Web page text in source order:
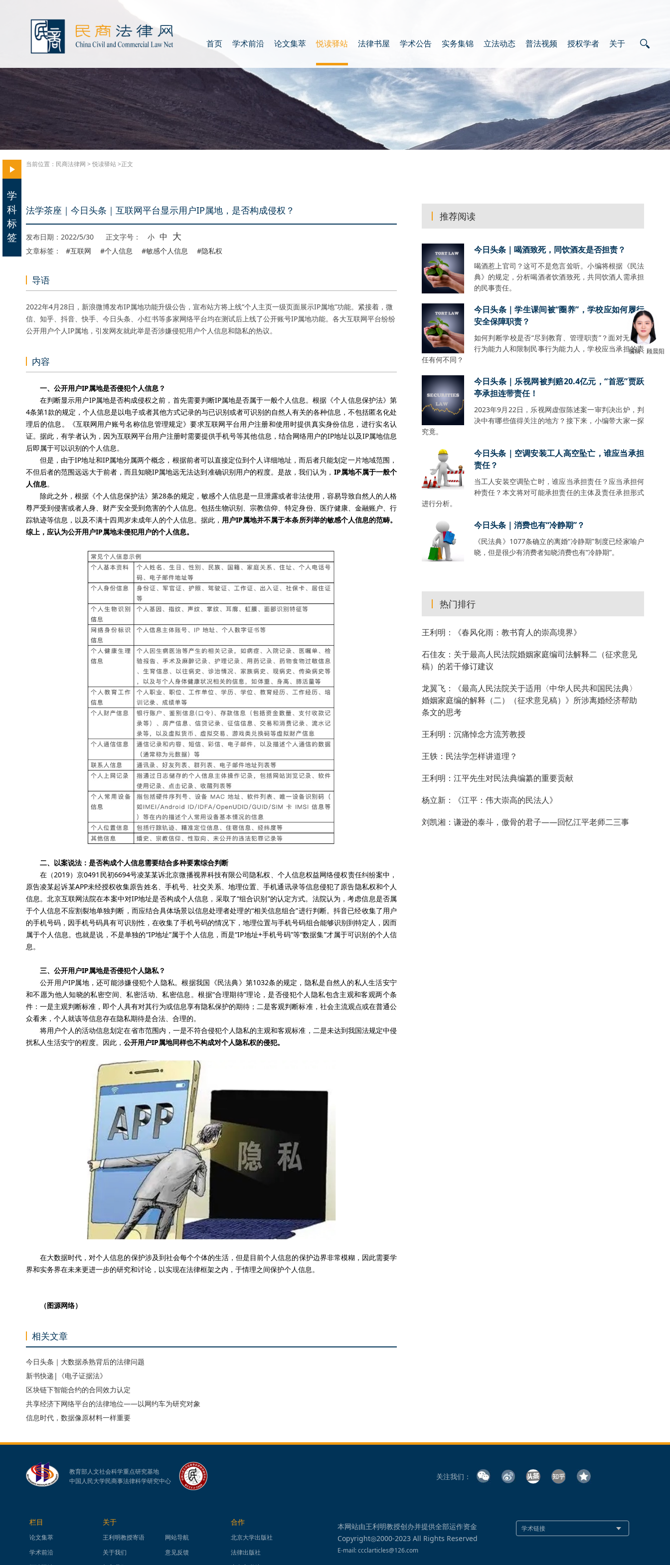
首页 学术前沿 论文集萃 悦读驿站 法律书屋 学术公告 实务集锦 立法动态 普法视频 授权学者 关于
当前位置： 民商法律网 > 悦读驿站>正文
法学茶座｜今日头条｜互联网平台显示用户IP属地，是否构成侵权？
发布日期：2022/5/30 正文字号： 小 中 大
文章标签： #互联网 #个人信息 #敏感个人信息 #隐私权
导语
2022年4月28日，新浪微博发布IP属地功能升级公告，宣布站方将上线“个人主页一级页面展示IP属地”功能。紧接着，微
信、知乎、抖音、快手、今日头条、小红书等多家网络平台均在测试后上线了公开账号IP属地功能。各大互联网平台纷纷
公开用户个人IP属地，引发网友就此举是否涉嫌侵犯用户个人信息和隐私的热议。
内容
一、 公开用户IP属地是否侵犯个人信息？
在判断显示用户IP属地是否构成侵权之前，首先需要判断IP属地是否属于一般个人信息。根据《个人信息保护法》第
4条第1款的规定，个人信息是以电子或者其他方式记录的与已识别或者可识别的自然人有关的各种信息，不包括匿名化处
理后的信息。《互联网用户账号名称信息管理规定》要求互联网平台用户注册和使用时提供真实身份信息，进行实名认
证。据此，有学者认为，因为互联网平台用户注册时需要提供手机号等其他信息，结合网络用户的IP地址以及IP属地信息
后即属于可以识别的个人信息。
但是，由于IP地址和IP属地分属两个概念，根据前者可以直接定位到个人详细地址，而后者只能划定一片地域范围，
不但后者的范围远远大于前者，而且知晓IP属地远无法达到准确识别用户的程度。是故，我们认为， IP属地不属于一般个
人信息。
除此之外，根据《个人信息保护法》第28条的规定，敏感个人信息是一旦泄露或者非法使用，容易导致自然人的人格
尊严受到侵害或者人身、财产安全受到危害的个人信息。包括生物识别、宗教信仰、特定身份、医疗健康、金融账户、行
踪轨迹等信息，以及不满十四周岁未成年人的个人信息。据此， 用户IP属地并不属于本条所列举的敏感个人信息的范畴。
综上，应认为公开用户IP属地未侵犯用户的个人信息。
二、 以案说法 ： 是否构成个人信息需要结合多种要素综合判断
在（2019）京0491 民初6694号凌某某诉北京微播视界科技有限公司隐私权、个人信息权益网络侵权责任纠纷案中，
原告凌某起诉某APP未经授权收集原告姓名、手机号、社交关系、地理位置、手机通讯录等信息侵犯了原告隐私权和个人
信息。北京互联网法院在本案中对IP地址是否构成个人信息，采取了“组合识别”的认定方式。法院认为，考虑信息是否属
于个人信息不应割裂地单独判断，而应结合具体场景以信息处理者处理的“相关信息组合”进行判断。抖音已经收集了用户
的手机号码，因手机号码具有可识别性，在收集了手机号码的情况下，地理位置与手机号码组合能够识别到特定人，因而
属于个人信息。也就是说， 不是单独的“IP地址”属于个人信息，而是“IP地址+手机号码”等“数据集”才属于可识别的个人信
息。
三、 公开用户IP属地是否侵犯个人隐私？
公开用户IP属地，还可能涉嫌侵犯个人隐私。根据我国《民法典》第1032条的规定，隐私是自然人的私人生活安宁
和不愿为他人知晓的私密空间、私密活动、私密信息。根据“合理期待”理论，是否侵犯个人隐私包含主观和客观两个条
件：一是主观判断标准，即个人具有对其行为或信息享有隐私保护的期待；二是客观判断标准，社会主流观点或在普通公
众看来，个人就该等信息存在隐私期待是合法、合理的。
将用户个人的活动信息划定在省市范围内，一是不符合侵犯个人隐私的主观和客观标准，二是未达到我国法规定中侵
扰私人生活安宁的程度。因此， 公开用户IP属地同样也不构成对个人隐私权的侵犯。
在大数据时代，对个人信息的保护涉及到社会每个个体的生活 ，但是目前个人信息的保护边界非常模糊， 因此需要学
界和实务界在未来更进一步的研究和讨论 ， 以实现在法律框架之内 ， 于情理之间保护个人信息。
（图源网络）
相关文章
今日头条｜大数据杀熟背后的法律问题
新书快递|《电子证据法》
区块链下智能合约的合同效力认定
共享经济下网络平台的法律地位——以网约车为研究对象
信息时代，数据像原材料一样重要
推荐阅读
今日头条｜喝酒致死，同饮酒友是否担责？
喝酒惹上官司？这可不是危言耸听。小编将根据《民法
典》的规定，分析喝酒者饮酒致死，共同饮酒人需承担
的民事责任。
今日头条｜学生课间被“圈养”，学校应如何履行
安全保障职责？
如何判断学校是否“尽到教育、管理职责”？面对无民事
行为能力人和限制民事行为能力人，学校应当承担的责
任有何不同？
今日头条｜乐视网被判赔20.4亿元，“首恶”贾跃
亭承担连带责任！
2023年9月22日，乐视网虚假陈述案一审判决出炉，判
决中有哪些值得关注的地方？接下来，小编带大家一探
究竟。
今日头条｜空调安装工人高空坠亡，谁应当承担
责任？
当工人安装空调坠亡时，谁应当承担责任？应当承担何
种责任？本文将对可能承担责任的主体及责任承担形式
进行分析。
今日头条｜消费也有“冷静期”？
《民法典》1077条确立的离婚“冷静期”制度已经家喻户
晓，但是很少有消费者知晓消费也有“冷静期”。
热门排行
王利明：《春风化雨：教书育人的崇高境界》
石佳友：关于最高人民法院婚姻家庭编司法解释二（征求意见
稿）的若干修订建议
龙翼飞：《最高人民法院关于适用〈中华人民共和国民法典〉
婚姻家庭编的解释（二）（征求意见稿）》所涉离婚经济帮助
条文的思考
王利明：沉痛悼念方流芳教授
王轶：民法学怎样讲道理？
王利明：江平先生对民法典编纂的重要贡献
杨立新：《江平：伟大崇高的民法人》
刘凯湘：谦逊的泰斗，傲骨的君子——回忆江平老师二三事
编辑：顾晨阳
教育部人文社会科学重点研究基地
中国人民大学民商事法律科学研究中心
栏目
论文集萃
学术前沿
关于
王利明教授寄语
关于我们
网站导航
意见反馈
合作
北京大学出版社
法律出版社
关注我们：
本网站由王利明教授创办并提供全部运作资金
Copyright◎2000-2023 All Rights Reserved
E-mail: ccclarticles@126.com
学
科
标
签